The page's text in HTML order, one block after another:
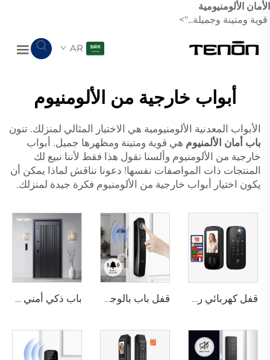
الأمان الألومنيومية
قوية ومتينة وجميلة...">
AR
أبواب خارجية من الألومنيوم
الأبواب المعدنية الألومنيومية هي الاختيار المثالي لمنزلك. تنون
باب أمان الألمنيوم هي قوية ومتينة ومظهرها جميل. أبواب
خارجية من الألومنيوم وألسنا نقول هذا فقط لأننا نبيع لك
المنتجات ذات المواصفات نفسها! دعونا نناقش لماذا يمكن أن
يكون اختيار أبواب خارجية من الألومنيوم فكرة جيدة لمنزلك.
قفل كهربائي رقمي ذكي مع التعرف على بصمة اليد والأوردة باستخدام البطاقة للمنزل Tenon K10 Pro قفل باب بالوجه ثلاثي الأبعاد مع كاميرا وبصمة الإصبع وكلمة المرور والأوردة Tenon A9 Pro باب ذكي أمني فاخر من الألومنيوم للاستخدام السكني الرئيسي M8